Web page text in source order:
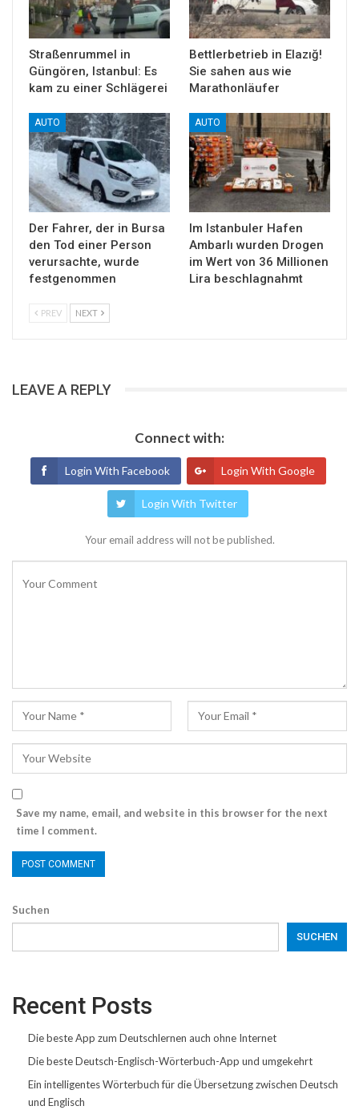
Straßenrummel in
Güngören, Istanbul: Es
kam zu einer Schlägerei
Bettlerbetrieb in Elazığ!
Sie sahen aus wie
Marathonläufer
AUTO
Der Fahrer, der in Bursa
den Tod einer Person
verursachte, wurde
festgenommen
AUTO
Im Istanbuler Hafen
Ambarlı wurden Drogen
im Wert von 36 Millionen
Lira beschlagnahmt
PREV NEXT
LEAVE A REPLY
Connect with:
Login With Facebook Login With Google
Login With Twitter
Your email address will not be published.
Save my name, email, and website in this browser for the next
time I comment.
Suchen
SUCHEN
Recent Posts
Die beste App zum Deutschlernen auch ohne Internet
Die beste Deutsch-Englisch-Wörterbuch-App und umgekehrt
Ein intelligentes Wörterbuch für die Übersetzung zwischen Deutsch
und Englisch